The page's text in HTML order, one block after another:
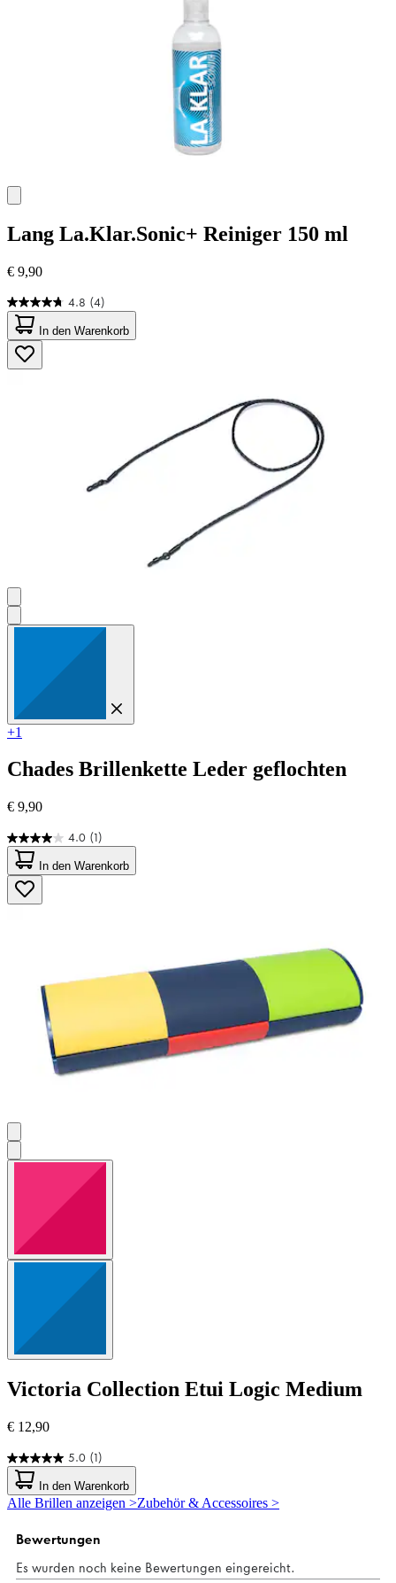
Lang La.Klar.Sonic+ Reiniger 150 ml
€ 9,90
4.8 (4)
4.8
von
5
Sternen.
4
In den Warenkorb
+1
Chades Brillenkette Leder geflochten
€ 9,90
4.0 (1)
4.0
von
5
Sternen.
1
In den Warenkorb
Victoria Collection Etui Logic Medium
€ 12,90
5.0 (1)
5.0
von
5
Sternen.
Bewertung
In den Warenkorb
Alle Brillen anzeigen >Zubehör & Accessoires >